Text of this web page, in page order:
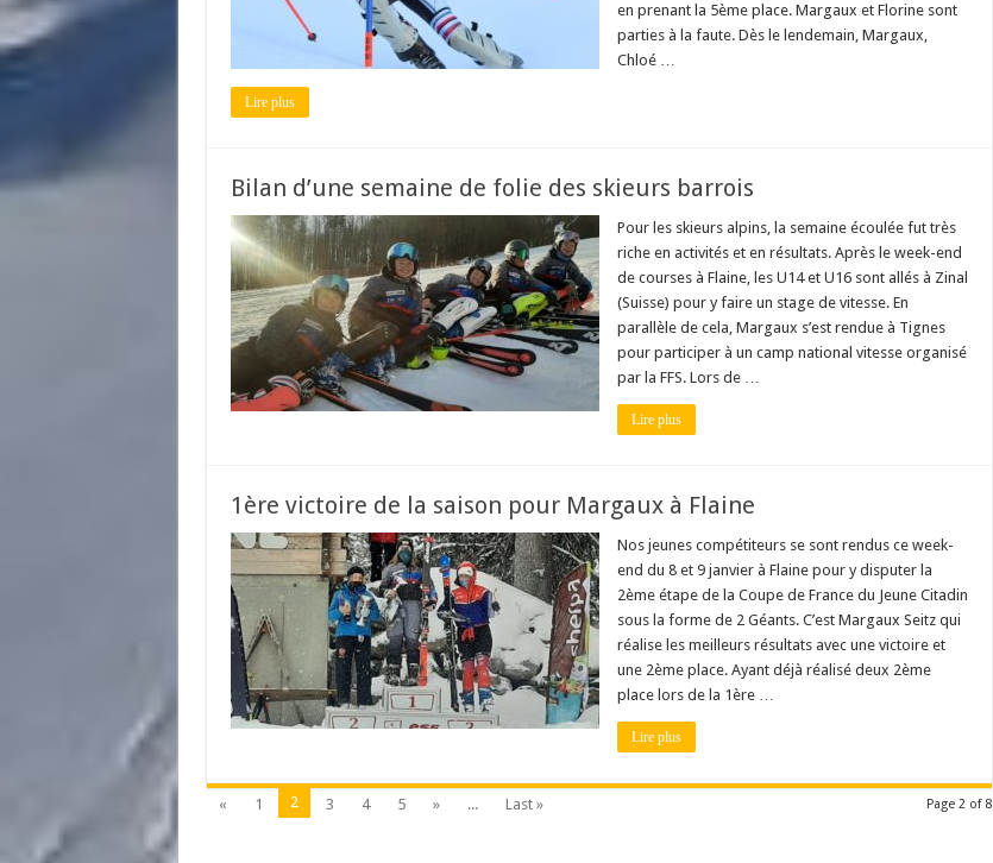
en prenant la 5ème place. Margaux et Florine sont
parties à la faute. Dès le lendemain, Margaux,
Chloé …
Lire plus
Bilan d’une semaine de folie des skieurs barrois
Pour les skieurs alpins, la semaine écoulée fut très
riche en activités et en résultats. Après le week-end
de courses à Flaine, les U14 et U16 sont allés à Zinal
(Suisse) pour y faire un stage de vitesse. En
parallèle de cela, Margaux s’est rendue à Tignes
pour participer à un camp national vitesse organisé
par la FFS. Lors de …
Lire plus
1ère victoire de la saison pour Margaux à Flaine
Nos jeunes compétiteurs se sont rendus ce week-
end du 8 et 9 janvier à Flaine pour y disputer la
2ème étape de la Coupe de France du Jeune Citadin
sous la forme de 2 Géants. C’est Margaux Seitz qui
réalise les meilleurs résultats avec une victoire et
une 2ème place. Ayant déjà réalisé deux 2ème
place lors de la 1ère …
Lire plus
Page 2 of 8
« 1 2 3 4 5 » ... Last »